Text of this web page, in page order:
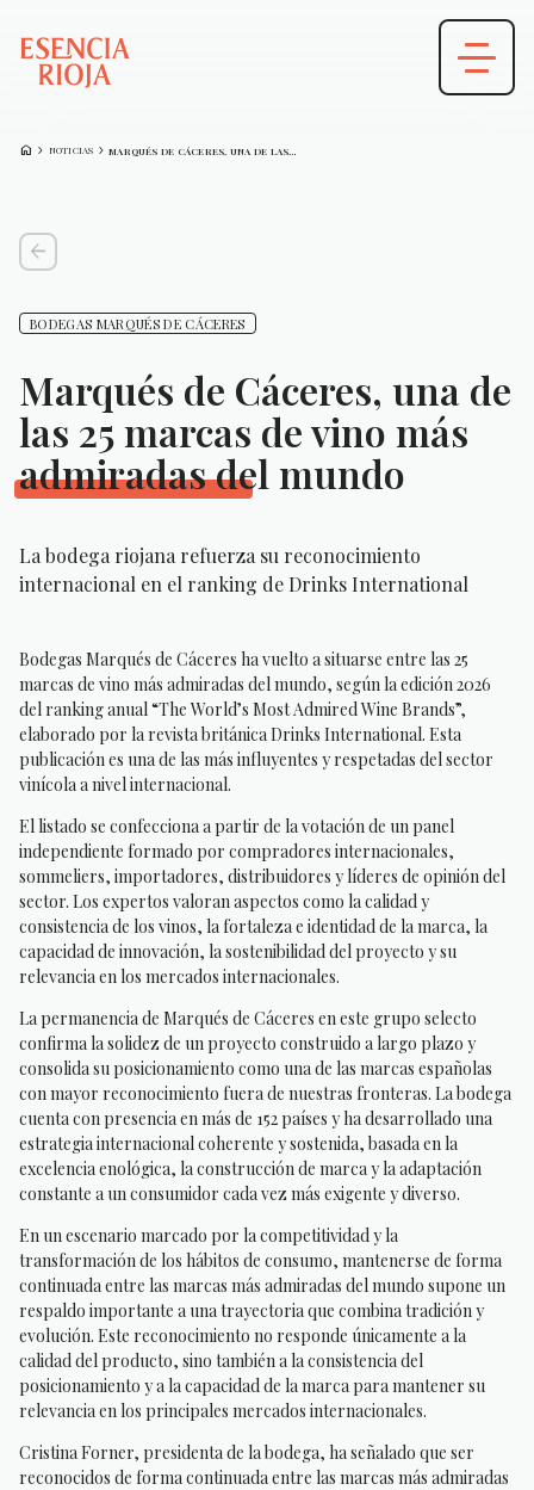
HOME CHEVRON_FORWARD NOTICIAS CHEVRON_FORWARDMARQUÉS DE CÁCERES, UNA DE LAS…
arrow_back
BODEGAS MARQUÉS DE CÁCERES
Marqués de Cáceres, una de
las 25 marcas de vino más
admiradas del mundo
La bodega riojana refuerza su reconocimiento
internacional en el ranking de Drinks International
Bodegas Marqués de Cáceres ha vuelto a situarse entre las 25
marcas de vino más admiradas del mundo, según la edición 2026
del ranking anual “The World’s Most Admired Wine Brands”,
elaborado por la revista británica Drinks International. Esta
publicación es una de las más influyentes y respetadas del sector
vinícola a nivel internacional.
El listado se confecciona a partir de la votación de un panel
independiente formado por compradores internacionales,
sommeliers, importadores, distribuidores y líderes de opinión del
sector. Los expertos valoran aspectos como la calidad y
consistencia de los vinos, la fortaleza e identidad de la marca, la
capacidad de innovación, la sostenibilidad del proyecto y su
relevancia en los mercados internacionales.
La permanencia de Marqués de Cáceres en este grupo selecto
confirma la solidez de un proyecto construido a largo plazo y
consolida su posicionamiento como una de las marcas españolas
con mayor reconocimiento fuera de nuestras fronteras. La bodega
cuenta con presencia en más de 152 países y ha desarrollado una
estrategia internacional coherente y sostenida, basada en la
excelencia enológica, la construcción de marca y la adaptación
constante a un consumidor cada vez más exigente y diverso.
En un escenario marcado por la competitividad y la
transformación de los hábitos de consumo, mantenerse de forma
continuada entre las marcas más admiradas del mundo supone un
respaldo importante a una trayectoria que combina tradición y
evolución. Este reconocimiento no responde únicamente a la
calidad del producto, sino también a la consistencia del
posicionamiento y a la capacidad de la marca para mantener su
relevancia en los principales mercados internacionales.
Cristina Forner, presidenta de la bodega, ha señalado que ser
reconocidos de forma continuada entre las marcas más admiradas